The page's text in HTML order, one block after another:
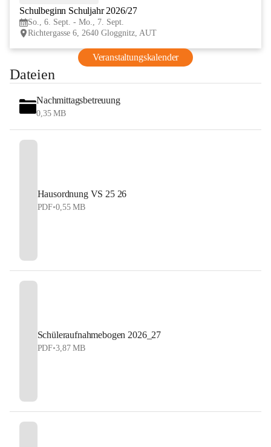
Schulbeginn Schuljahr 2026/27
So., 6. Sept. - Mo., 7. Sept.
Richtergasse 6, 2640 Gloggnitz, AUT
Veranstaltungskalender
Dateien
Nachmittagsbetreuung
0,35 MB
Hausordnung VS 25 26
PDF•0,55 MB
Schüleraufnahmebogen 2026_27
PDF•3,87 MB